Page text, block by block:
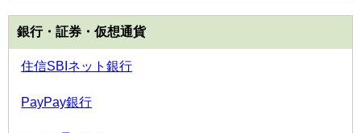
銀行・証券・仮想通貨
住信SBIネット銀行
PayPay銀行